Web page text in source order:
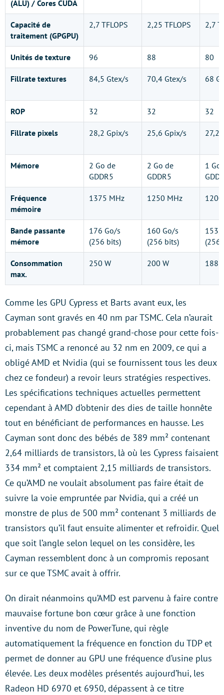
(ALU) / Cores CUDA
Capacité de
traitement (GPGPU)
2,7 TFLOPS 2,25 TFLOPS 2,7
Unités de texture 96 88 80
Fillrate textures 84,5 Gtex/s 70,4 Gtex/s 68
ROP 32 32 32
Fillrate pixels 28,2 Gpix/s 25,6 Gpix/s 27,2
Mémore
2 Go de
GDDR5
2 Go de
GDDR5
1 Go
Fréquence
mémoire
1375 MHz 1250 MHz
Bande passante
mémore
176 Go/s
(256 bits)
160 Go/s
(256 bits)
(256
Consommation
max.
250 W 200 W 188
Comme les GPU Cypress et Barts avant eux, les
Cayman sont gravés en 40 nm par TSMC. Cela n’aurait
probablement pas changé grand-chose pour cette fois-
ci, mais TSMC a renoncé au 32 nm en 2009, ce qui a
obligé AMD et Nvidia (qui se fournissent tous les deux
chez ce fondeur) a revoir leurs stratégies respectives.
Les spécifications techniques actuelles permettent
cependant à AMD d’obtenir des dies de taille honnête
tout en bénéficiant de performances en hausse. Les
Cayman sont donc des bébés de 389 mm² contenant
2,64 milliards de transistors, là où les Cypress faisaient
334 mm² et comptaient 2,15 milliards de transistors.
Ce qu’AMD ne voulait absolument pas faire était de
suivre la voie empruntée par Nvidia, qui a créé un
monstre de plus de 500 mm² contenant 3 milliards de
transistors qu’il faut ensuite alimenter et refroidir. Quel
que soit l’angle selon lequel on les considère, les
Cayman ressemblent donc à un compromis reposant
sur ce que TSMC avait à offrir.
On dirait néanmoins qu’AMD est parvenu à faire contre
mauvaise fortune bon cœur grâce à une fonction
inventive du nom de PowerTune, qui règle
automatiquement la fréquence en fonction du TDP et
permet de donner au GPU une fréquence d’usine plus
élevée. Les deux modèles présentés aujourd’hui, les
Radeon HD 6970 et 6950, dépassent à ce titre